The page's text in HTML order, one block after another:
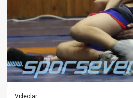
Videolar